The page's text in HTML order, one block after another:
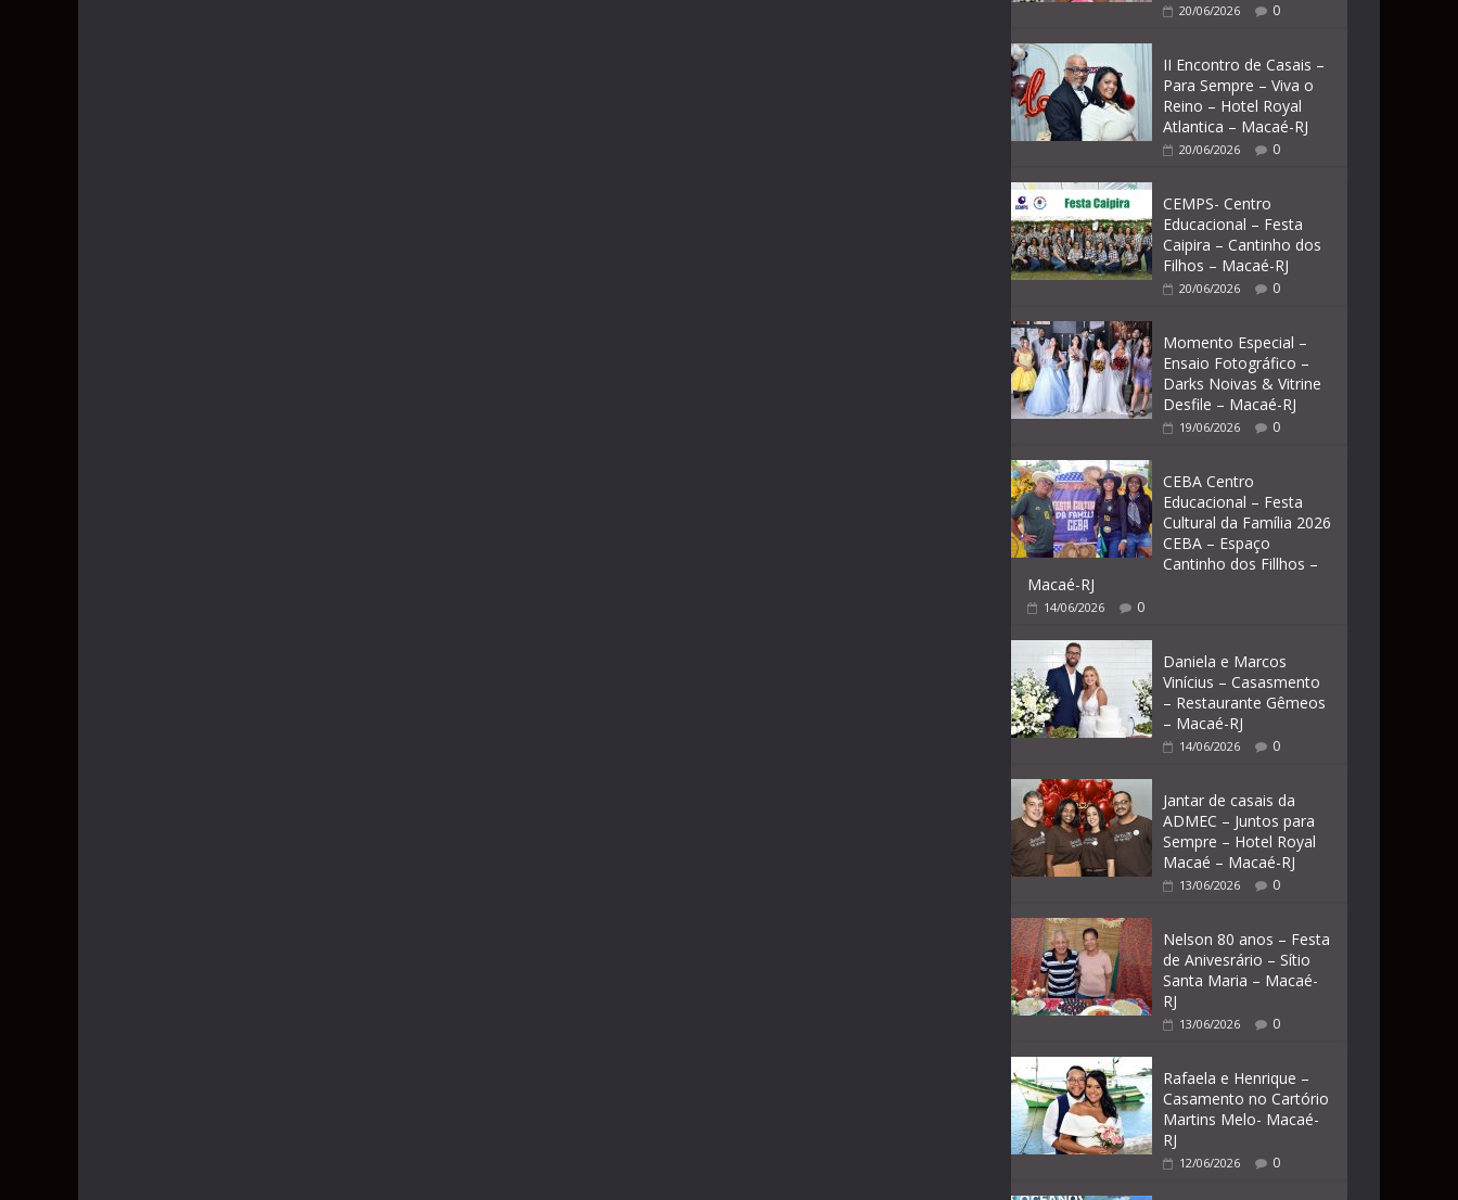
20/06/2026 0
II Encontro de Casais –
Para Sempre – Viva o
Reino – Hotel Royal
Atlantica – Macaé-RJ
20/06/2026 0
CEMPS- Centro
Educacional – Festa
Caipira – Cantinho dos
Filhos – Macaé-RJ
20/06/2026 0
Momento Especial –
Ensaio Fotográfico –
Darks Noivas & Vitrine
Desfile – Macaé-RJ
19/06/2026 0
CEBA Centro
Educacional – Festa
Cultural da Família 2026
CEBA – Espaço
Cantinho dos Fillhos –
Macaé-RJ
14/06/2026 0
Daniela e Marcos
Vinícius – Casasmento
– Restaurante Gêmeos
– Macaé-RJ
14/06/2026 0
Jantar de casais da
ADMEC – Juntos para
Sempre – Hotel Royal
Macaé – Macaé-RJ
13/06/2026 0
Nelson 80 anos – Festa
de Anivesrário – Sítio
Santa Maria – Macaé-
RJ
13/06/2026 0
Rafaela e Henrique –
Casamento no Cartório
Martins Melo- Macaé-
RJ
12/06/2026 0